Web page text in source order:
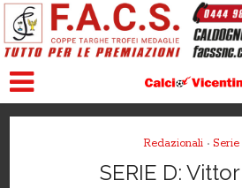
Redazionali •
SERIE D: